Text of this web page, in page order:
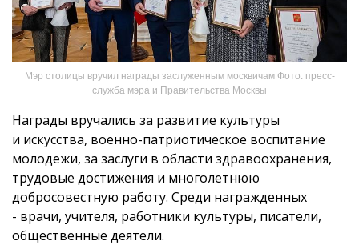
Мэр столицы вручил награды заслуженным моск­вичам Фото: пресс-
служба мэра и Правительства Москвы
Награды вручались за развитие культуры
и искусства, военно-патриотическое воспитание
молодежи, за заслуги в области здравоохранения,
трудовые достижения и многолетнюю
добросовестную работу. Среди награжденных
- врачи, учителя, работники культуры, писатели,
общественные деятели.